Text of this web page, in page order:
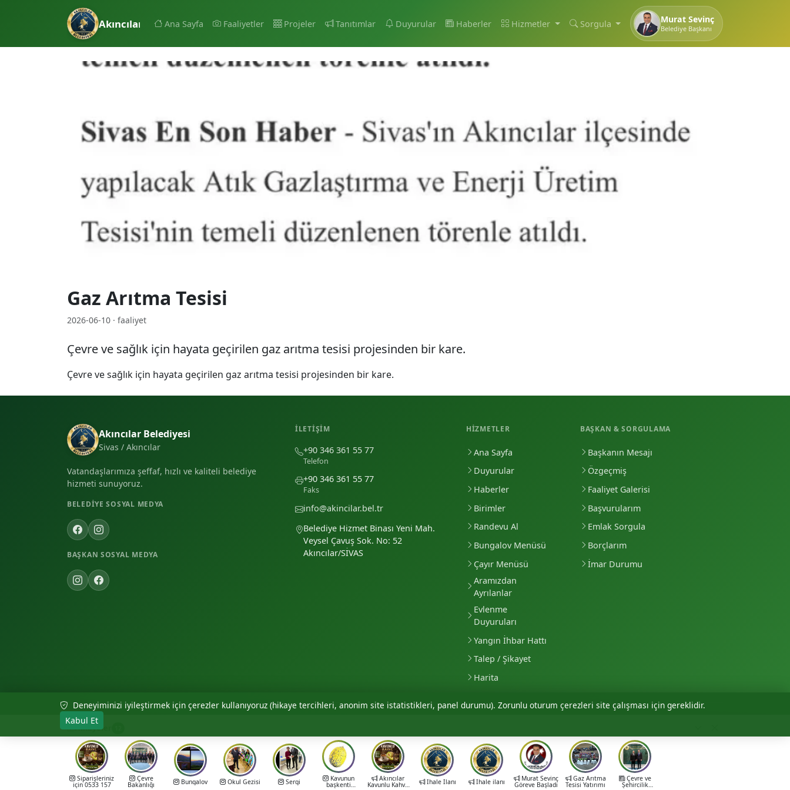
Akıncılar Belediyesi
Ana Sayfa Faaliyetler Projeler Tanıtımlar Duyurular Haberler Hizmetler Sorgula Murat Sevinç
Belediye Başkanı
Gaz Arıtma Tesisi
2026-06-10 · faaliyet
Çevre ve sağlık için hayata geçirilen gaz arıtma tesisi projesinden bir kare.
Çevre ve sağlık için hayata geçirilen gaz arıtma tesisi projesinden bir kare.
Akıncılar Belediyesi
Sivas / Akıncılar
Vatandaşlarımıza şeffaf, hızlı ve kaliteli belediye
hizmeti sunuyoruz.
BELEDIYE SOSYAL MEDYA
BAŞKAN SOSYAL MEDYA
İLETIŞIM
+90 346 361 55 77
Telefon
+90 346 361 55 77
Faks
info@akincilar.bel.tr
Belediye Hizmet Binası Yeni Mah.
Veysel Çavuş Sok. No: 52
Akıncılar/SİVAS
HIZMETLER
Ana Sayfa
Duyurular
Haberler
Birimler
Randevu Al
Bungalov Menüsü
Çayır Menüsü
Aramızdan
Ayrılanlar
Evlenme
Duyuruları
Yangın İhbar Hattı
Talep / Şikayet
Harita
BAŞKAN & SORGULAMA
Başkanın Mesajı
Özgeçmiş
Faaliyet Galerisi
Başvurularım
Emlak Sorgula
Borçlarım
İmar Durumu
© 2026 Akıncılar Belediyesi — Tüm hakları saklıdır.
Deneyiminizi iyileştirmek için çerezler kullanıyoruz (hikaye tercihleri, anonim site istatistikleri, panel durumu). Zorunlu oturum çerezleri site çalışması için gereklidir.
Kabul Et
Hikayeler
Siparişleriniz
için 0533 157
Çevre
Bakanlığı Bungalov Okul Gezisi Sergi Kavunun
başkenti
Akıncılar
Kavunlu Kahve İhale İlanı İhale ilanı Murat Sevinç
Göreve Başladı
Gaz Arıtma
Tesisi Yatırımı
Çevre ve
Şehircilik